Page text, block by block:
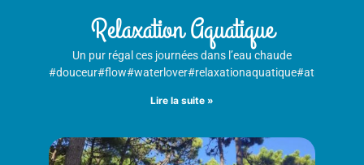
Relaxation Aquatique
Un pur régal ces journées dans l’eau chaude
Lire la suite »